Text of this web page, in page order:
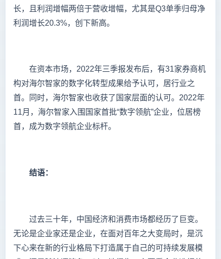
长，且利润增幅两倍于营收增幅，尤其是Q3单季归母净
利润增长20.3%，创下新高。
在资本市场，2022年三季报发布后，有31家券商机
构对海尔智家的数字化转型成果给予认可，居行业之
首。同时，海尔智家也收获了国家层面的认可。2022年
11月，海尔智家入围国家首批“数字领航”企业，位居榜
首，成为数字领航企业标杆。
结语：
过去三十年，中国经济和消费市场都经历了巨变。
无论是企业家还是企业，在面对百年之大变局时，是沉
下心来在新的行业格局下打造属于自己的可持续发展模